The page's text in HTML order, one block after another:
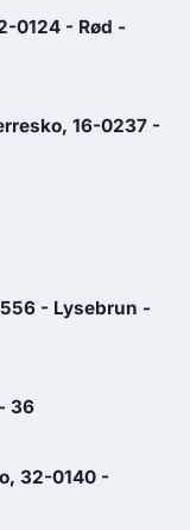
kr..
kr..
0124 - Rød -
16-0237 -
kr..
- Lysebrun -
36
32-0140 -